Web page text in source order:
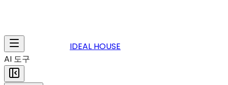
IDEAL HOUSE
AI 도구